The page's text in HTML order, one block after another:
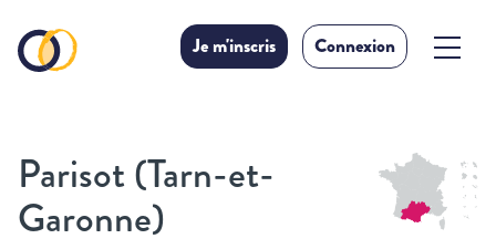
Je m'inscris Connexion
Parisot (Tarn-et-
Garonne)